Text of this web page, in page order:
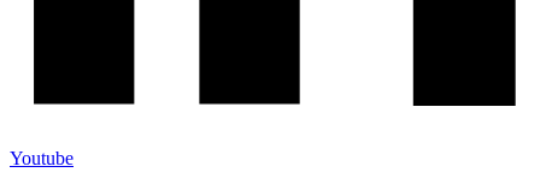
Youtube